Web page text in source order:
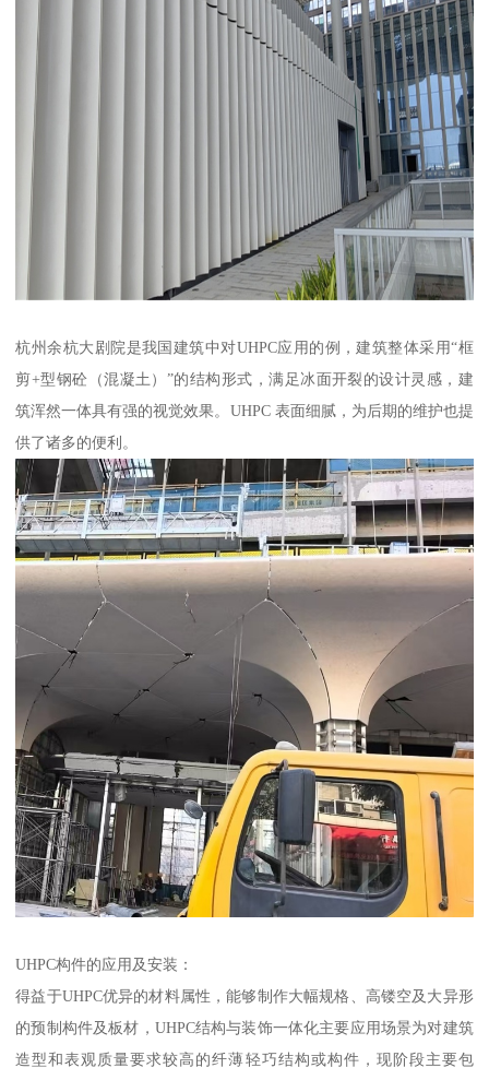
杭州余杭大剧院是我国建筑中对UHPC应用的例，建筑整体采用“框
剪+型钢砼（混凝土）”的结构形式，满足冰面开裂的设计灵感，建
筑浑然一体具有强的视觉效果。UHPC 表面细腻，为后期的维护也提
供了诸多的便利。
UHPC构件的应用及安装：
得益于UHPC优异的材料属性，能够制作大幅规格、高镂空及大异形
的预制构件及板材，UHPC结构与装饰一体化主要应用场景为对建筑
造型和表观质量要求较高的纤薄轻巧结构或构件，现阶段主要包